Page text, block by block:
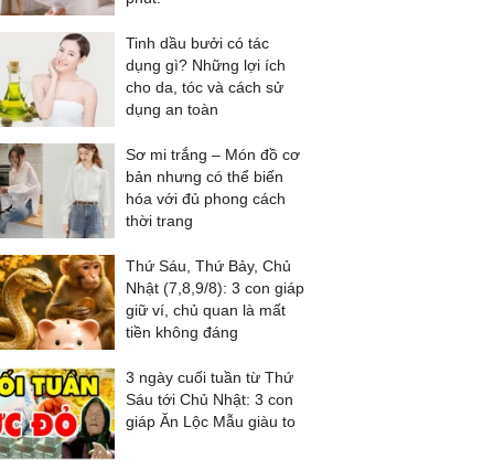
Tinh dầu bưởi có tác
dụng gì? Những lợi ích
cho da, tóc và cách sử
dụng an toàn
Sơ mi trắng – Món đồ cơ
bản nhưng có thể biến
hóa với đủ phong cách
thời trang
Thứ Sáu, Thứ Bảy, Chủ
Nhật (7,8,9/8): 3 con giáp
giữ ví, chủ quan là mất
tiền không đáng
3 ngày cuối tuần từ Thứ
Sáu tới Chủ Nhật: 3 con
giáp Ăn Lộc Mẫu giàu to